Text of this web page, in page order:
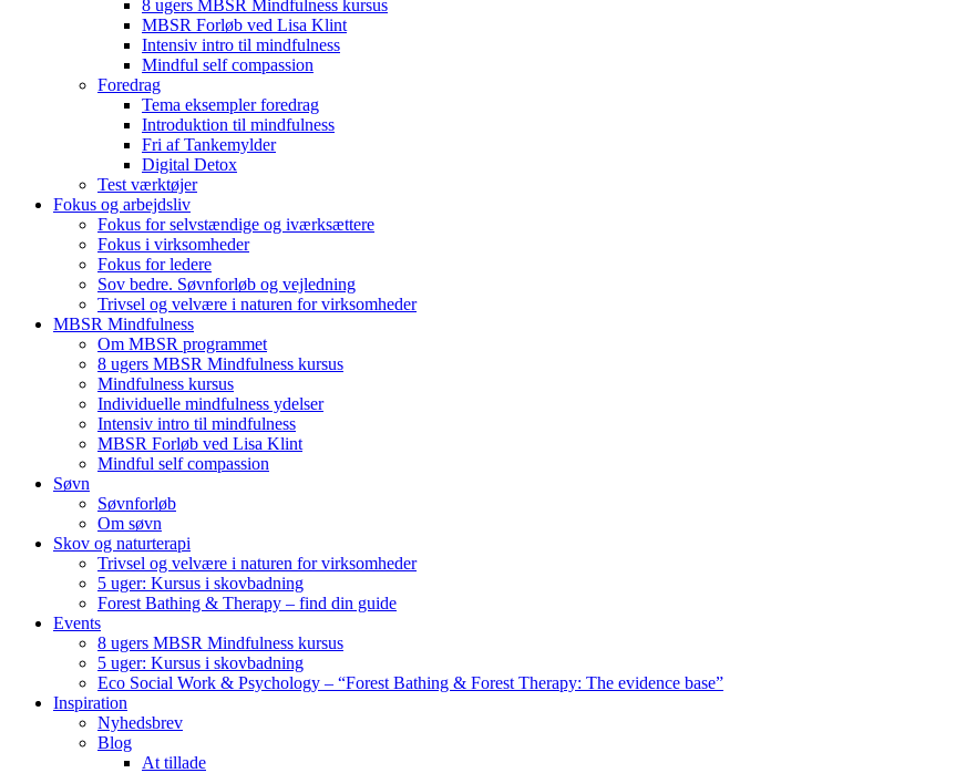
8 ugers MBSR Mindfulness kursus
MBSR Forløb ved Lisa Klint
Intensiv intro til mindfulness
Mindful self compassion
Foredrag
Tema eksempler foredrag
Introduktion til mindfulness
Fri af Tankemylder
Digital Detox
Test værktøjer
Fokus og arbejdsliv
Fokus for selvstændige og iværksættere
Fokus i virksomheder
Fokus for ledere
Sov bedre. Søvnforløb og vejledning
Trivsel og velvære i naturen for virksomheder
MBSR Mindfulness
Om MBSR programmet
8 ugers MBSR Mindfulness kursus
Mindfulness kursus
Individuelle mindfulness ydelser
Intensiv intro til mindfulness
MBSR Forløb ved Lisa Klint
Mindful self compassion
Søvn
Søvnforløb
Om søvn
Skov og naturterapi
Trivsel og velvære i naturen for virksomheder
5 uger: Kursus i skovbadning
Forest Bathing & Therapy – find din guide
Events
8 ugers MBSR Mindfulness kursus
5 uger: Kursus i skovbadning
Eco Social Work & Psychology – “Forest Bathing & Forest Therapy: The evidence base”
Inspiration
Nyhedsbrev
Blog
At tillade